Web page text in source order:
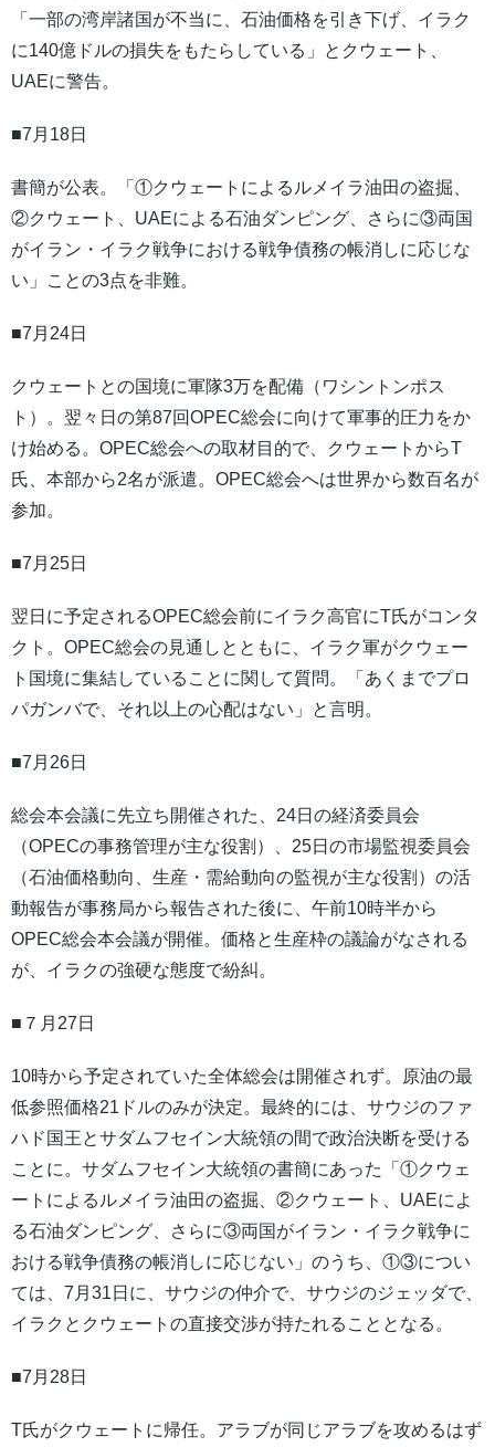
「一部の湾岸諸国が不当に、石油価格を引き下げ、イラク
に140億ドルの損失をもたらしている」とクウェート、
UAEに警告。
■7月18日
書簡が公表。「①クウェートによるルメイラ油田の盗掘、
②クウェート、UAEによる石油ダンピング、さらに③両国
がイラン・イラク戦争における戦争債務の帳消しに応じな
い」ことの3点を非難。
■7月24日
クウェートとの国境に軍隊3万を配備（ワシントンポス
ト）。翌々日の第87回OPEC総会に向けて軍事的圧力をか
け始める。OPEC総会への取材目的で、クウェートからT
氏、本部から2名が派遣。OPEC総会へは世界から数百名が
参加。
■7月25日
翌日に予定されるOPEC総会前にイラク高官にT氏がコンタ
クト。OPEC総会の見通しとともに、イラク軍がクウェー
ト国境に集結していることに関して質問。「あくまでプロ
パガンバで、それ以上の心配はない」と言明。
■7月26日
総会本会議に先立ち開催された、24日の経済委員会
（OPECの事務管理が主な役割）、25日の市場監視委員会
（石油価格動向、生産・需給動向の監視が主な役割）の活
動報告が事務局から報告された後に、午前10時半から
OPEC総会本会議が開催。価格と生産枠の議論がなされる
が、イラクの強硬な態度で紛糾。
■７月27日
10時から予定されていた全体総会は開催されず。原油の最
低参照価格21ドルのみが決定。最終的には、サウジのファ
ハド国王とサダムフセイン大統領の間で政治決断を受ける
ことに。サダムフセイン大統領の書簡にあった「①クウェ
ートによるルメイラ油田の盗掘、②クウェート、UAEによ
る石油ダンピング、さらに③両国がイラン・イラク戦争に
おける戦争債務の帳消しに応じない」のうち、①③につい
ては、7月31日に、サウジの仲介で、サウジのジェッダで、
イラクとクウェートの直接交渉が持たれることとなる。
■7月28日
T氏がクウェートに帰任。アラブが同じアラブを攻めるはず